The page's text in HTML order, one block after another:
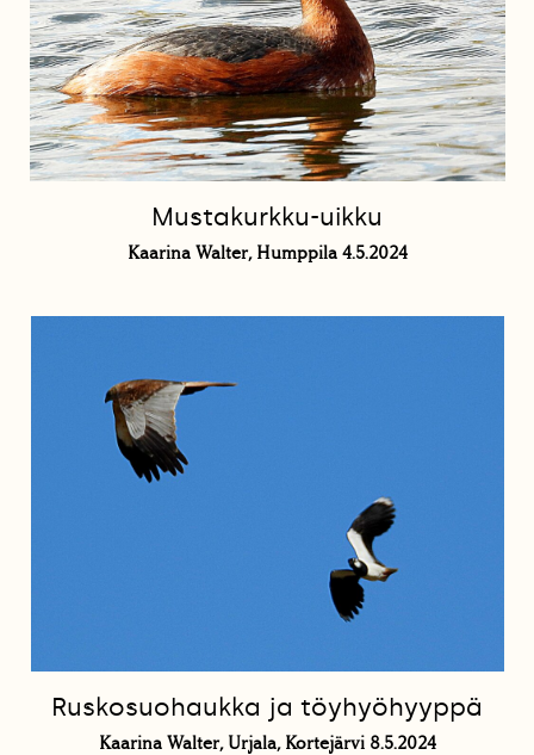
Mustakurkku-uikku
Kaarina Walter, Humppila 4.5.2024
Ruskosuohaukka ja töyhyöhyyppä
Kaarina Walter, Urjala, Kortejärvi 8.5.2024